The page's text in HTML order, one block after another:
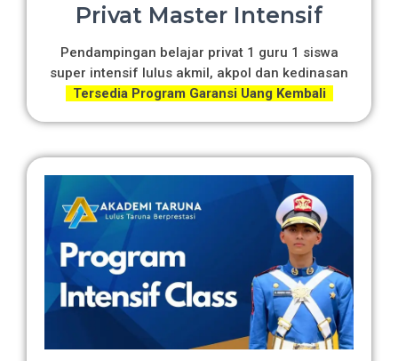
Privat Master Intensif
Pendampingan belajar privat 1 guru 1 siswa
super intensif lulus akmil, akpol dan kedinasan
Tersedia Program Garansi Uang Kembali